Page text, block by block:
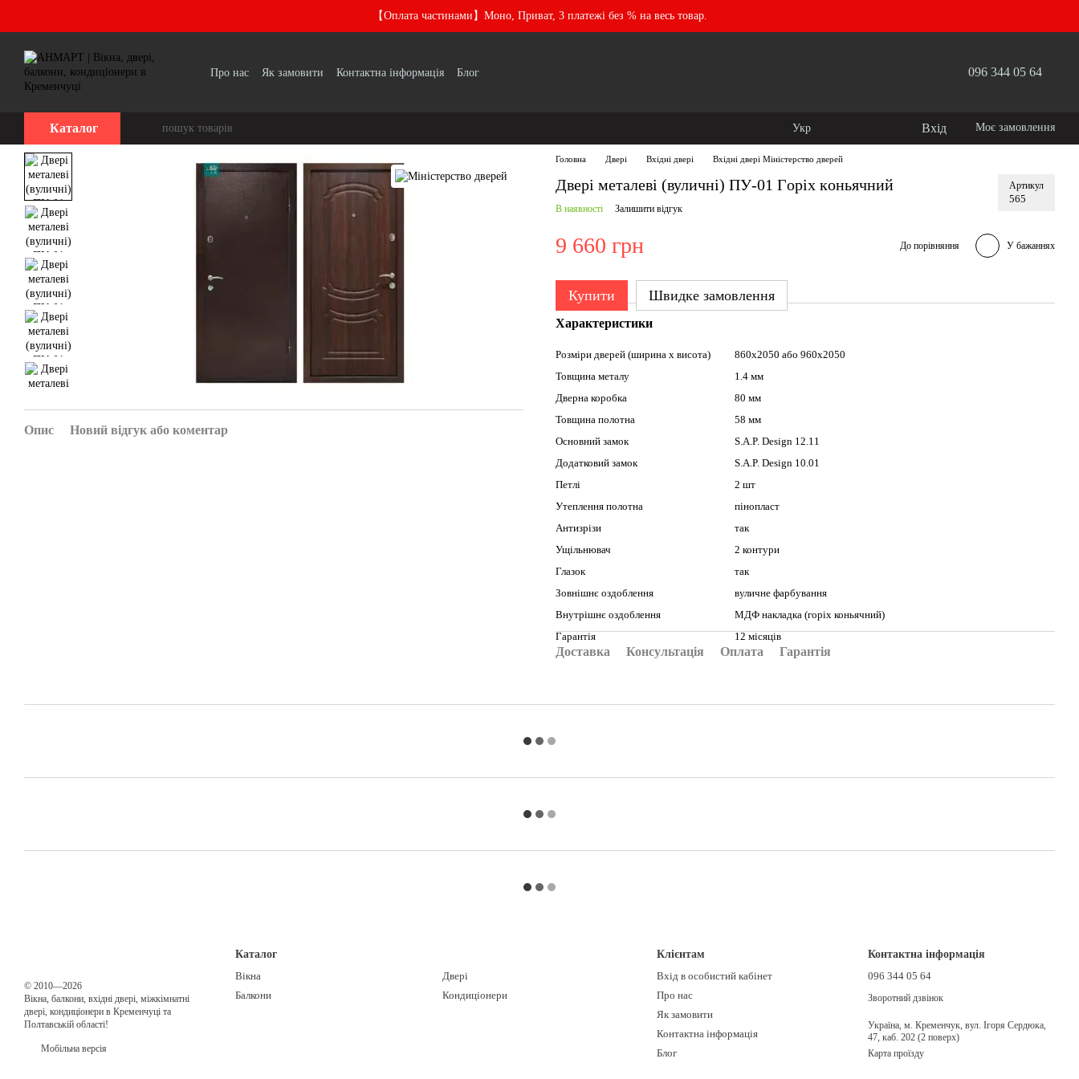
【Оплата частинами】Моно, Приват, 3 платежі без % на весь товар.
Про нас Як замовити Контактна інформація Блог 096 344 05 64
Каталог Укр Вхід Моє замовлення
Опис Новий відгук або коментар
Головна Двері Вхідні двері Вхідні двері Міністерство дверей
Двері металеві (вуличні) ПУ-01 Гoріx кoньячний Артикул
565
В наявності Залишити відгук
9 660 грн До порівняння У бажаннях
Купити Швидке замовлення
Характеристики
Розміри дверей (ширина х висота)
860х2050 або 960х2050
Товщина металу
1.4 мм
Дверна коробка
80 мм
Товщина полотна
58 мм
Основний замок
S.A.P. Design 12.11
Додатковий замок
S.A.P. Design 10.01
Петлі
2 шт
Утеплення полотна
пінопласт
Антизрізи
так
Ущільнювач
2 контури
Глазок
так
Зовнішнє оздоблення
вуличне фарбування
Внутрішнє оздоблення
МДФ накладка (горіх коньячний)
Гарантія
12 місяців
Доставка Консультація Оплата Гарантія
© 2010—2026
Вікна, балкони, вхідні двері, міжкімнатні
двері, кондиціонери в Кременчуці та
Полтавській області!
Мобільна версія
Каталог
Вікна
Балкони
Двері
Кондиціонери
Клієнтам
Вхід в особистий кабінет
Про нас
Як замовити
Контактна інформація
Блог
Контактна інформація
096 344 05 64
Зворотний дзвінок
Україна, м. Кременчук, вул. Ігоря Сердюка,
47, каб. 202 (2 поверх)
Карта проїзду